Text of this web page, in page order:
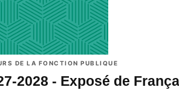
DE LA FONCTION PUBLIQUE
2028 - Exposé de